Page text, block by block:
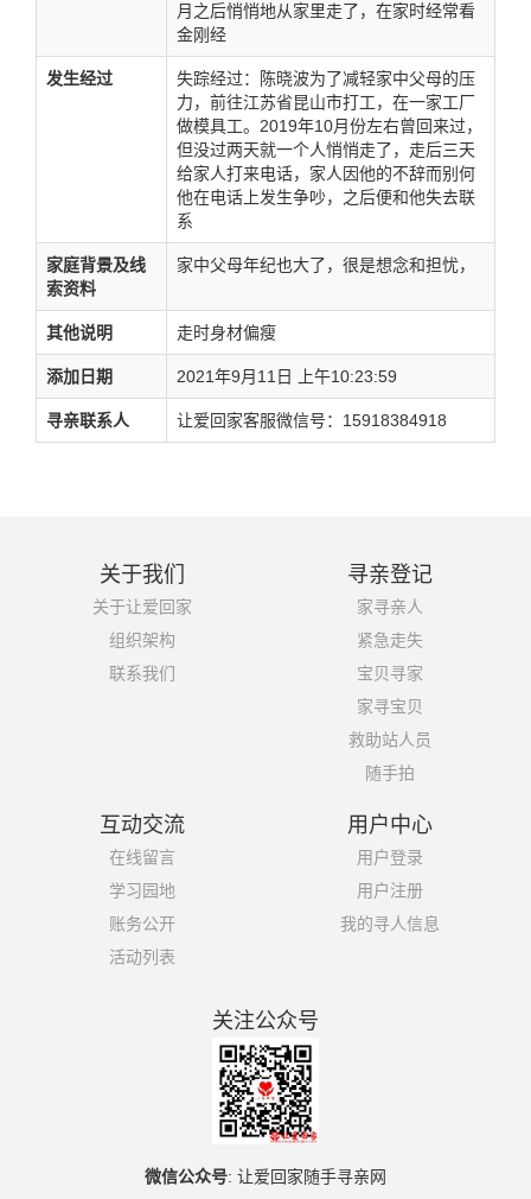
月之后悄悄地从家里走了，在家时经常看
金刚经
发生经过
失踪经过：陈晓波为了减轻家中父母的压
力，前往江苏省昆山市打工，在一家工厂
做模具工。2019年10月份左右曾回来过，
但没过两天就一个人悄悄走了，走后三天
给家人打来电话，家人因他的不辞而别何
他在电话上发生争吵，之后便和他失去联
系
家庭背景及线
索资料
家中父母年纪也大了，很是想念和担忧，
其他说明 走时身材偏瘦
添加日期 2021年9月11日 上午10:23:59
寻亲联系人 让爱回家客服微信号：15918384918
关于我们
关于让爱回家
组织架构
联系我们
寻亲登记
家寻亲人
紧急走失
宝贝寻家
家寻宝贝
救助站人员
随手拍
互动交流
在线留言
学习园地
账务公开
活动列表
用户中心
用户登录
用户注册
我的寻人信息
关注公众号
微信公众号: 让爱回家随手寻亲网